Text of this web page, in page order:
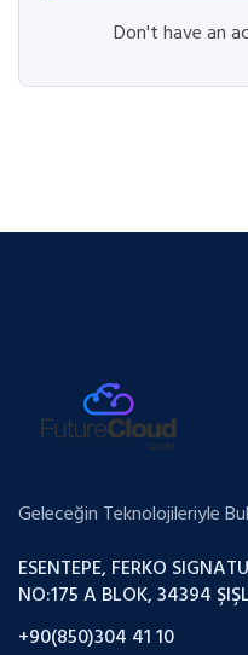
Don't have an
Geleceğin Teknolojileriyle
ESENTEPE, FERKO
NO:175 A BLOK, 34394
+90(850)304 41 10